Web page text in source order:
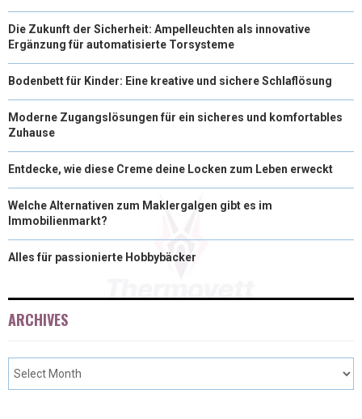
Die Zukunft der Sicherheit: Ampelleuchten als innovative
Ergänzung für automatisierte Torsysteme
Bodenbett für Kinder: Eine kreative und sichere Schlaflösung
Moderne Zugangslösungen für ein sicheres und komfortables
Zuhause
Entdecke, wie diese Creme deine Locken zum Leben erweckt
Welche Alternativen zum Maklergalgen gibt es im
Immobilienmarkt?
Alles für passionierte Hobbybäcker
ARCHIVES